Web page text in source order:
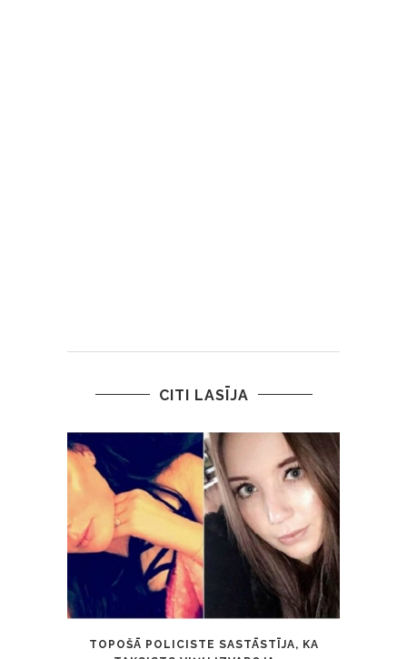
CITI LASĪJA
TOPOŠĀ POLICISTE SASTĀSTĪJA, KA